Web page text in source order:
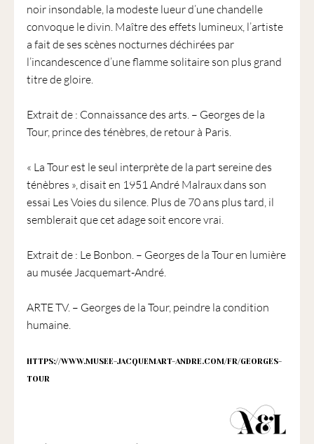
noir insondable, la modeste lueur d’une chandelle
convoque le divin. Maître des effets lumineux, l’artiste
a fait de ses scènes nocturnes déchirées par
l’incandescence d’une flamme solitaire son plus grand
titre de gloire.
Extrait de : Connaissance des arts. – Georges de la
Tour, prince des ténèbres, de retour à Paris.
« La Tour est le seul interprète de la part sereine des
ténèbres », disait en 1951 André Malraux dans son
essai Les Voies du silence. Plus de 70 ans plus tard, il
semblerait que cet adage soit encore vrai.
Extrait de : Le Bonbon. – Georges de la Tour en lumière
au musée Jacquemart-André.
ARTE TV. – Georges de la Tour, peindre la condition
humaine.
HTTPS://WWW.MUSEE-JACQUEMART-ANDRE.COM/FR/GEORGES-
TOUR